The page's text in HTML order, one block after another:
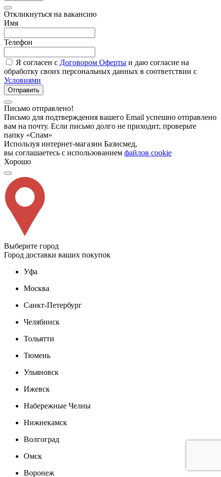
Откликнуться на вакансию
Имя
Телефон
Я согласен с Договором Оферты и даю согласие на
обработку своих персональных данных в соответствии с
Условиями
Отправить
Письмо отправлено!
Письмо для подтверждения вашего Email успешно отправлено
вам на почту. Если письмо долго не приходит, проверьте
папку «Спам»
Используя интернет-магазин Базисмед,
вы соглашаетесь с использованием файлов cookie
Хорошо
Выберите город
Город доставки ваших покупок
Уфа
Москва
Санкт-Петербург
Челябинск
Тольятти
Тюмень
Ульяновск
Ижевск
Набережные Челны
Нижнекамск
Волгоград
Омск
Воронеж